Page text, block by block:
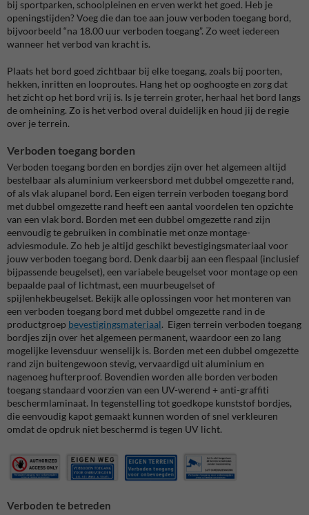
bij sportparken, schoolpleinen en erven werkt het goed. Heb je
openingstijden? Voeg die dan toe aan jouw verboden toegang bord,
bijvoorbeeld “na 18.00 uur verboden toegang”. Zo weet iedereen
wanneer het verbod van kracht is.
Plaats het bord goed zichtbaar bij elke toegang, zoals bij poorten,
hekken, inritten en looproutes. Hang het op ooghoogte en zorg dat
het zicht op het bord vrij is. Is je terrein groter, herhaal het bord langs
de omheining. Zo is het verbod overal duidelijk en houd jij de regie
over je terrein.
Verboden toegang borden
Verboden toegang borden en bordjes zijn over het algemeen altijd
bestelbaar als aluminium verkeersbord met dubbel omgezette rand,
of als vlak alupanel bord. Een eigen terrein verboden toegang bord
met dubbel omgezette rand heeft een aantal voordelen ten opzichte
van een vlak bord. Borden met een dubbel omgezette rand zijn
eenvoudig te gebruiken in combinatie met onze montage-
adviesmodule. Zo heb je altijd geschikt bevestigingsmateriaal voor
jouw verboden toegang bord. Denk daarbij aan een flespaal (inclusief
bijpassende beugelset), een variabele beugelset voor montage op een
bepaalde paal of lichtmast, een muurbeugelset of
spijlenhekbeugelset. Bekijk alle oplossingen voor het monteren van
een verboden toegang bord met dubbel omgezette rand in de
productgroep bevestigingsmateriaal. Eigen terrein verboden toegang
bordjes zijn over het algemeen permanent, waardoor een zo lang
mogelijke levensduur wenselijk is. Borden met een dubbel omgezette
rand zijn buitengewoon stevig, vervaardigd uit aluminium en
nagenoeg hufterproof. Bovendien worden alle borden verboden
toegang standaard voorzien van een UV-werend + anti-graffiti
beschermlaminaat. In tegenstelling tot goedkope kunststof bordjes,
die eenvoudig kapot gemaakt kunnen worden of snel verkleuren
omdat de opdruk niet beschermd is tegen UV licht.
Verboden te betreden